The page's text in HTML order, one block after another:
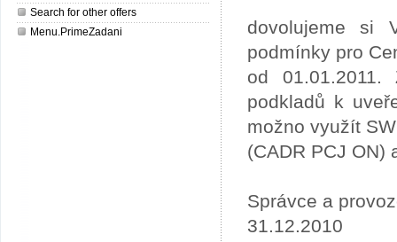
Search for other offers
Menu.PrimeZadani
dovolujeme si
podmínky pro
od 01.01.2011.
podkladů k
možno využít
(CADR PCJ ON)
Správce a
31.12.2010